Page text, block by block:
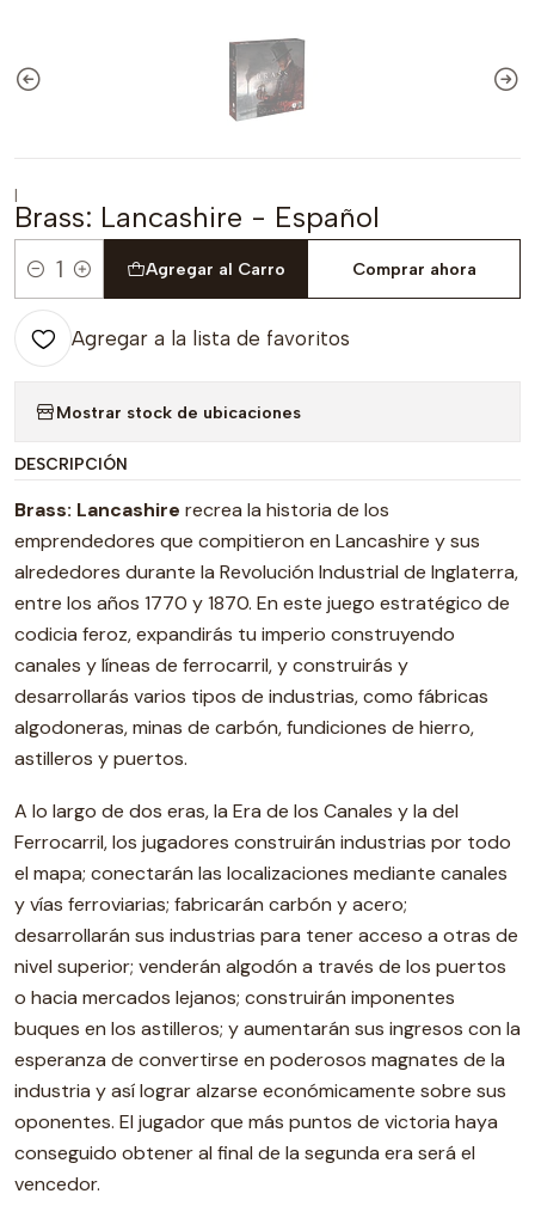
|
Brass: Lancashire - Español
Cantidad
Agregar al Carro Comprar ahora
Agregar a la lista de favoritos
Mostrar stock de ubicaciones
DESCRIPCIÓN
Brass: Lancashire recrea la historia de los
emprendedores que compitieron en Lancashire y sus
alrededores durante la Revolución Industrial de Inglaterra,
entre los años 1770 y 1870. En este juego estratégico de
codicia feroz, expandirás tu imperio construyendo
canales y líneas de ferrocarril, y construirás y
desarrollarás varios tipos de industrias, como fábricas
algodoneras, minas de carbón, fundiciones de hierro,
astilleros y puertos.
A lo largo de dos eras, la Era de los Canales y la del
Ferrocarril, los jugadores construirán industrias por todo
el mapa; conectarán las localizaciones mediante canales
y vías ferroviarias; fabricarán carbón y acero;
desarrollarán sus industrias para tener acceso a otras de
nivel superior; venderán algodón a través de los puertos
o hacia mercados lejanos; construirán imponentes
buques en los astilleros; y aumentarán sus ingresos con la
esperanza de convertirse en poderosos magnates de la
industria y así lograr alzarse económicamente sobre sus
oponentes. El jugador que más puntos de victoria haya
conseguido obtener al final de la segunda era será el
vencedor.